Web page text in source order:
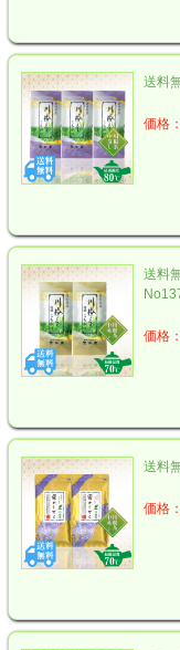
送料
価格
送料
価格
送料
価格